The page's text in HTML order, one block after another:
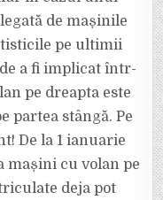
de mașinile
pe ultimii
a fi implicat într-
pe dreapta este
partea stângă. Pe
De la 1 ianuarie
mașini cu volan pe
deja pot